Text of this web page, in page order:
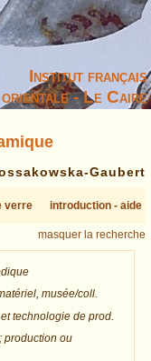
Institut français
orientale - Le Caire
Gaubert
verre introduction - aide
masquer la recherche
musée/coll.
technologie de prod.
production ou